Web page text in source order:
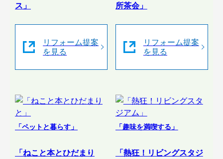
ス」
リフォーム提案
を見る
所茶会」
リフォーム提案
を見る
「ペットと暮らす」
「ねこと本とひだまり
「趣味を満喫する」
「熱狂！リビングスタジ